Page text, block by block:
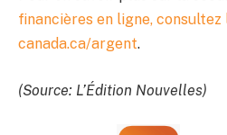
financières en ligne, consultez
canada.ca/argent.
(Source: L’Édition Nouvelles)